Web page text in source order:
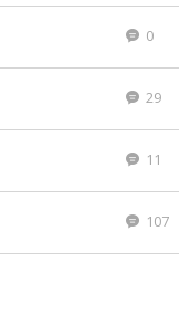
0
29
11
107